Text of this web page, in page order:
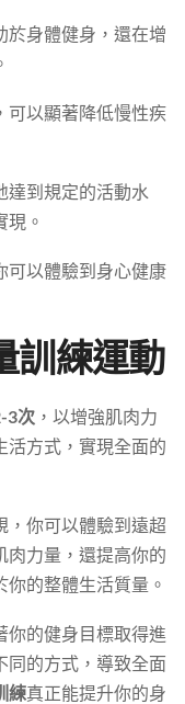
於身體健身，還在增
可以顯著降低慢性疾
達到規定的活動水
。
可以體驗到身心健康
訓練運動
3次 ，以增強肌肉力
活方式，實現全面的
，你可以體驗到遠超
肉力量，還提高你的
的整體生活質量。
你的健身目標取得進
同的方式，導致全面
練真正能提升你的身